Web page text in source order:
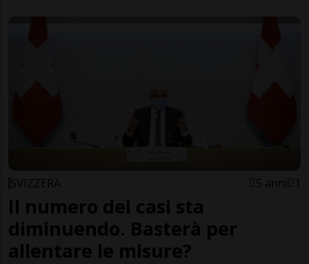
SVIZZERA 5 anni 1
Il numero dei casi sta
diminuendo. Basterà per
allentare le misure?